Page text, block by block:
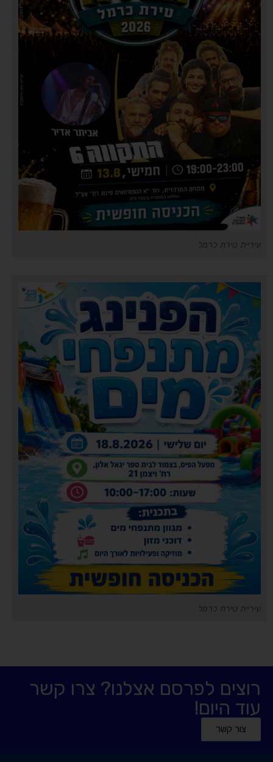
עיריית טירת כרמל
עיריית טירת כרמל
רוצים לפרסם אצלנו? צרו קשר
עוד היום!
צור קשר